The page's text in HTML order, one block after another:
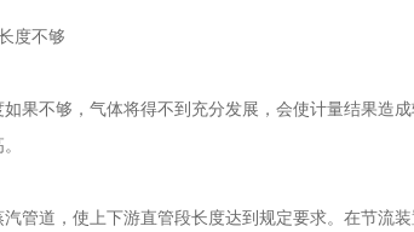
度不够
不够，气体将得不到充分发展，会使计量结果造成
道，使上下游直管段长度达到规定要求。在节流装